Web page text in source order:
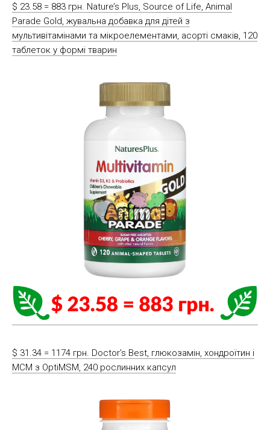
$ 23.58 = 883 грн. Nature’s Plus, Source of Life, Animal
Parade Gold, жувальна добавка для дітей з
мультивітамінами та мікроелементами, асорті смаків, 120
таблеток у формі тварин
$ 31.34 = 1174 грн. Doctor’s Best, глюкозамін, хондроїтин і
МСМ з OptiMSM, 240 рослинних капсул